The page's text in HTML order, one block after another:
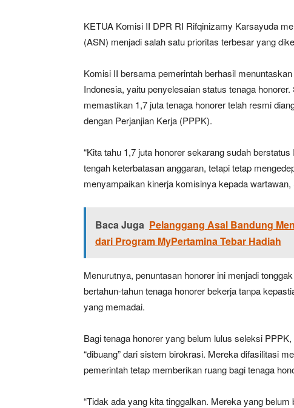
KETUA Komisi II DPR RI Rifqinizamy Karsayuda
(ASN) menjadi salah satu prioritas terbesar yang
Komisi II bersama pemerintah berhasil
Indonesia, yaitu penyelesaian status tenaga
memastikan 1,7 juta tenaga honorer telah resmi
dengan Perjanjian Kerja (PPPK).
“Kita tahu 1,7 juta honorer sekarang sudah
tengah keterbatasan anggaran, tetapi tetap
menyampaikan kinerja komisinya kepada
Baca Juga Pelanggang Asal Bandung
dari Program MyPertamina Tebar Hadiah
Menurutnya, penuntasan honorer ini menjadi
bertahun-tahun tenaga honorer bekerja tanpa
yang memadai.
Bagi tenaga honorer yang belum lulus seleksi
“dibuang” dari sistem birokrasi. Mereka difasilitasi
pemerintah tetap memberikan ruang bagi tenaga
“Tidak ada yang kita tinggalkan. Mereka yang